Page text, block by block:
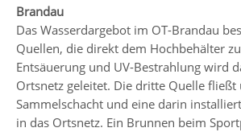
Brandau
Das Wasserdargebot im OT-Brandau
Quellen, die direkt dem Hochbehälter
Entsäuerung und UV-Bestrahlung wird
Ortsnetz geleitet. Die dritte Quelle fließt
Sammelschacht und eine darin
in das Ortsnetz. Ein Brunnen beim